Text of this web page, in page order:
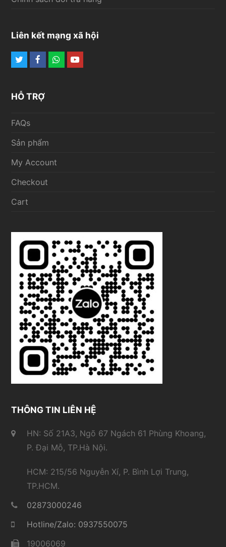
Liên kết mạng xã hội
TwitterFacebook
Whatsapp
Youtube
HỖ TRỢ
FAQs
Sản phẩm
My Account
Checkout
Cart
THÔNG TIN LIÊN HỆ
HN: Số 21A3, Ngõ 67 Ngách 61 Phùng Khoang,
P. Đại Mỗ, TP.Hà Nội.
HCM: 215/56 Nguyễn Xí, P. Bình Lợi Trung,
TP.HCM.
02873000246
Hotline/Zalo: 0937550075
19006069